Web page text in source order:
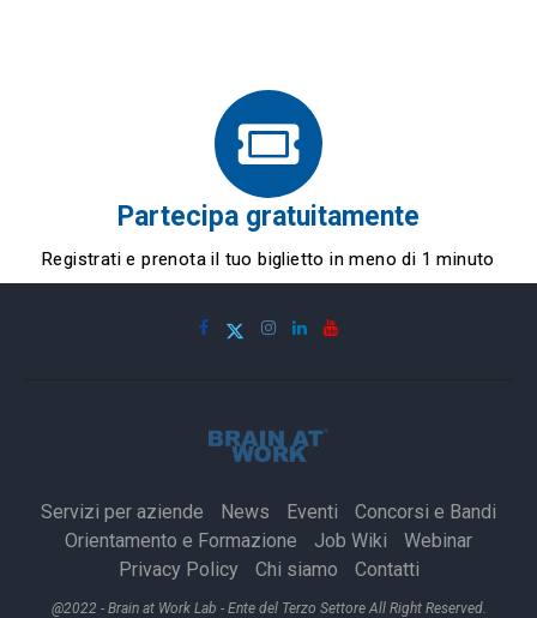
Partecipa gratuitamente
Registrati e prenota il tuo biglietto in meno di 1 minuto
Servizi per aziende News Eventi
Concorsi e Bandi
Orientamento e Formazione
Job Wiki
Webinar
Privacy Policy
Chi siamo Contatti
@2022 - Brain at Work Lab - Ente del Terzo Settore All Right Reserved.